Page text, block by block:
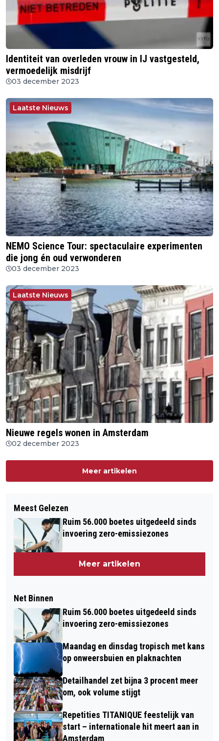
Identiteit van overleden vrouw in IJ vastgesteld,
vermoedelijk misdrijf
03 december 2023
Laatste Nieuws
NEMO Science Tour: spectaculaire experimenten
die jong én oud verwonderen
03 december 2023
Laatste Nieuws
Nieuwe regels wonen in Amsterdam
02 december 2023
Meer artikelen
Meest Gelezen
Ruim 56.000 boetes uitgedeeld sinds
invoering zero-emissiezones
Meer artikelen
Net Binnen
Ruim 56.000 boetes uitgedeeld sinds
invoering zero-emissiezones
Maandag en dinsdag tropisch met kans
op onweersbuien en plaknachten
Detailhandel zet bijna 3 procent meer
om, ook volume stijgt
Repetities TITANIQUE feestelijk van
start – internationale hit meert aan in
Amsterdam